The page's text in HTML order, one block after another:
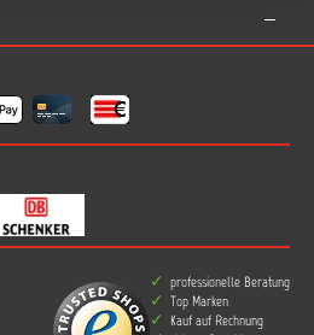
professionelle Beratung
Top Marken
Kauf auf Rechnung